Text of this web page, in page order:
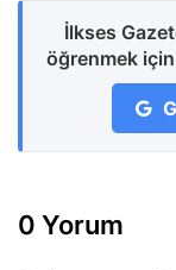
İlkses
öğrenmek
0 Yorum